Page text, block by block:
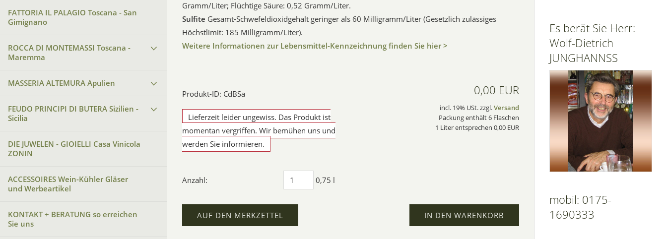
FATTORIA IL PALAGIO Toscana - San
Gimignano
ROCCA DI MONTEMASSI Toscana -
Maremma
MASSERIA ALTEMURA Apulien
FEUDO PRINCIPI DI BUTERA Sizilien -
Sicilia
DIE JUWELEN - GIOIELLI Casa Vinicola
ZONIN
ACCESSOIRES Wein-Kühler Gläser
und Werbeartikel
KONTAKT + BERATUNG so erreichen
Sie uns
Gramm/Liter; Flüchtige Säure: 0,52 Gramm/Liter.
Sulfite Gesamt-Schwefeldioxidgehalt geringer als 60 Milligramm/Liter (Gesetzlich zulässiges
Höchstlimit: 185 Milligramm/Liter).
Weitere Informationen zur Lebensmittel-Kennzeichnung finden Sie hier >
Produkt-ID: CdBSa
Lieferzeit leider ungewiss. Das Produkt ist
momentan vergriffen. Wir bemühen uns und
werden Sie informieren.
0,00 EUR
incl. 19% USt. zzgl.Versand
Packung enthält 6 Flaschen
1 Liter entsprechen 0,00 EUR
Anzahl: 0,75 l
IN DEN WARENKORB
AUF DEN MERKZETTEL
Es berät Sie Herr:
Wolf-Dietrich
JUNGHANNSS
mobil: 0175-
1690333